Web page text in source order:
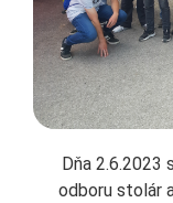
Dňa 2.6.2023
odboru stolár